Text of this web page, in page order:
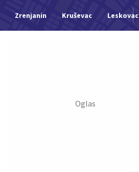
Zrenjanin Kruševac Leskovac